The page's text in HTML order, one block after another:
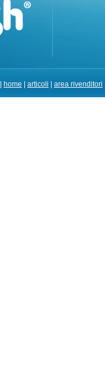
home articoli area rivenditori